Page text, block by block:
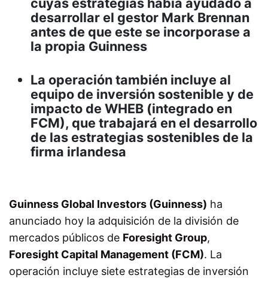
desarrollar el gestor Mark Brennan
antes de que este se incorporase a
la propia Guinness
La operación también incluye al
equipo de inversión sostenible y de
impacto de WHEB (integrado en
FCM), que trabajará en el desarrollo
de las estrategias sostenibles de la
firma irlandesa
Guinness Global Investors (Guinness) ha
anunciado hoy la adquisición de la división de
mercados públicos de Foresight Group,
Foresight Capital Management (FCM). La
operación incluye siete estrategias de inversión